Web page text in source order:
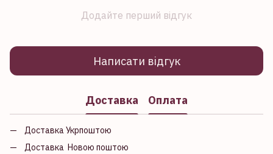
Додайте перший відгук
Написати відгук
Доставка Оплата
Доставка Укрпоштою
Доставка Новою поштою